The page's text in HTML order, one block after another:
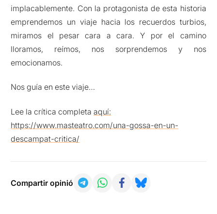
implacablemente. Con la protagonista de esta historia
emprendemos un viaje hacia los recuerdos turbios,
miramos el pesar cara a cara. Y por el camino
lloramos, reímos, nos sorprendemos y nos
emocionamos.
Nos guía en este viaje…
Lee la crítica completaaquí:
https://www.masteatro.com/una-gossa-en-un-
descampat-critica/
Compartir opinió